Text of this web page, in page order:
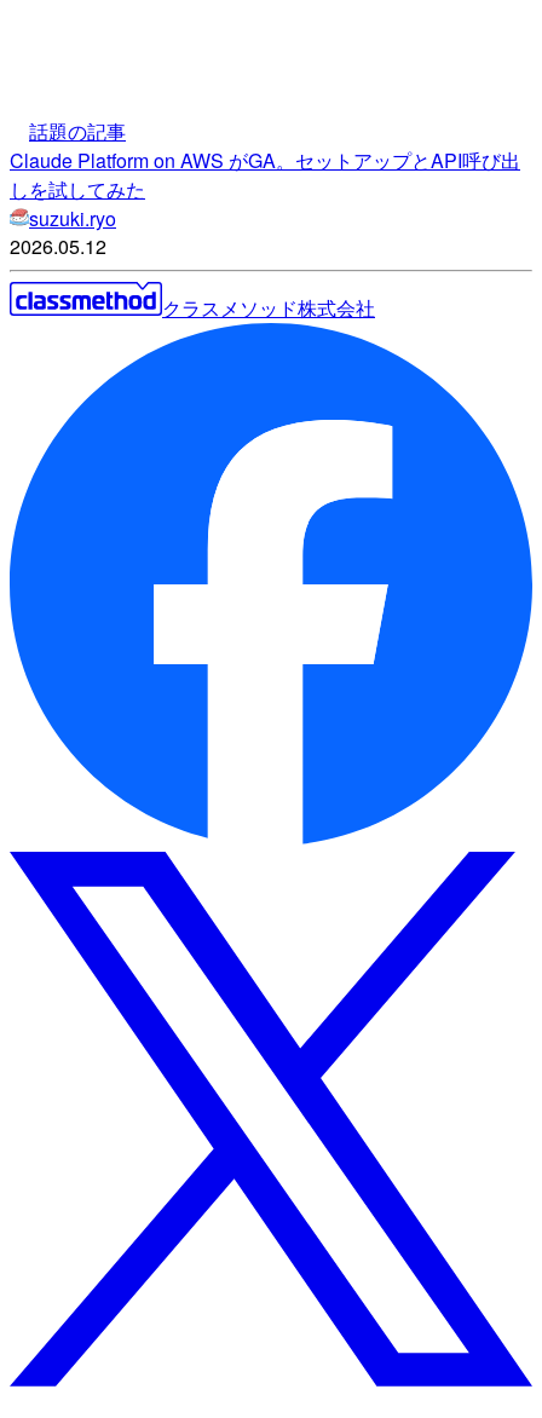
話題の記事
Claude Platform on AWS がGA。セットアップとAPI呼び出
しを試してみた
suzuki.ryo
2026.05.12
クラスメソッド株式会社